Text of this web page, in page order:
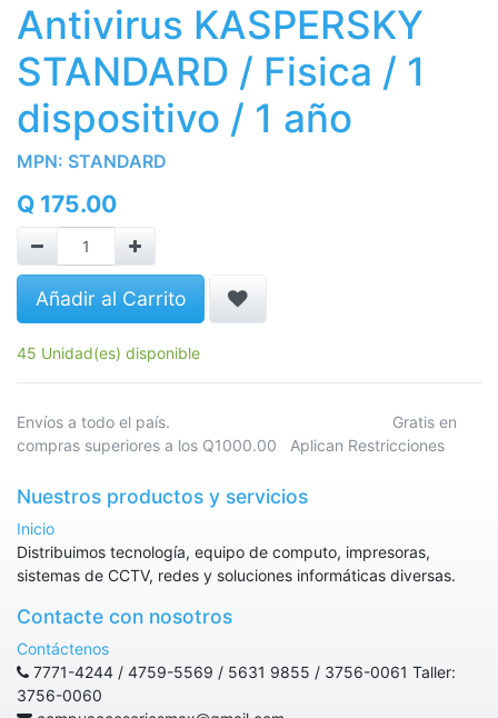
Antivirus KASPERSKY
STANDARD / Fisica / 1
dispositivo / 1 año
MPN: STANDARD
Q 175.00
Añadir al Carrito
45 Unidad(es) disponible
Envíos a todo el país. Gratis en
compras superiores a los Q1000.00 Aplican Restricciones
Nuestros productos y servicios
Inicio
Distribuimos tecnología, equipo de computo, impresoras,
sistemas de CCTV, redes y soluciones informáticas diversas.
Contacte con nosotros
Contáctenos
7771-4244 / 4759-5569 / 5631 9855 / 3756-0061 Taller:
3756-0060